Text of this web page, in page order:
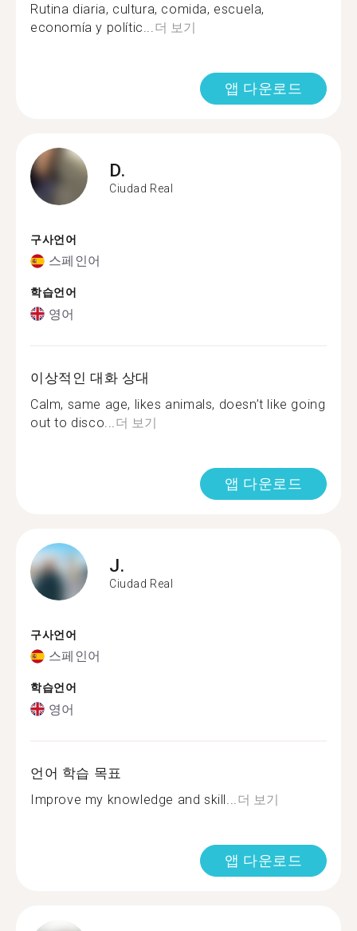
Rutina diaria, cultura, comida, escuela,
economía y polític... 더 보기
앱 다운로드
D.
Ciudad Real
구사언어
스페인어
학습언어
영어
이상적인 대화 상대
Calm, same age, likes animals, doesn’t like going
out to disco... 더 보기
앱 다운로드
J.
Ciudad Real
구사언어
스페인어
학습언어
영어
언어 학습 목표
Improve my knowledge and skill... 더 보기
앱 다운로드